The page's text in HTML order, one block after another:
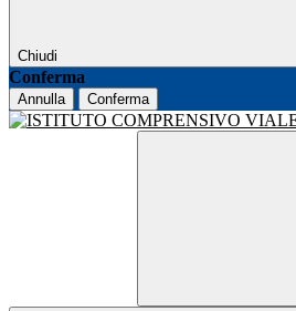
Chiudi
Conferma
Annulla Conferma